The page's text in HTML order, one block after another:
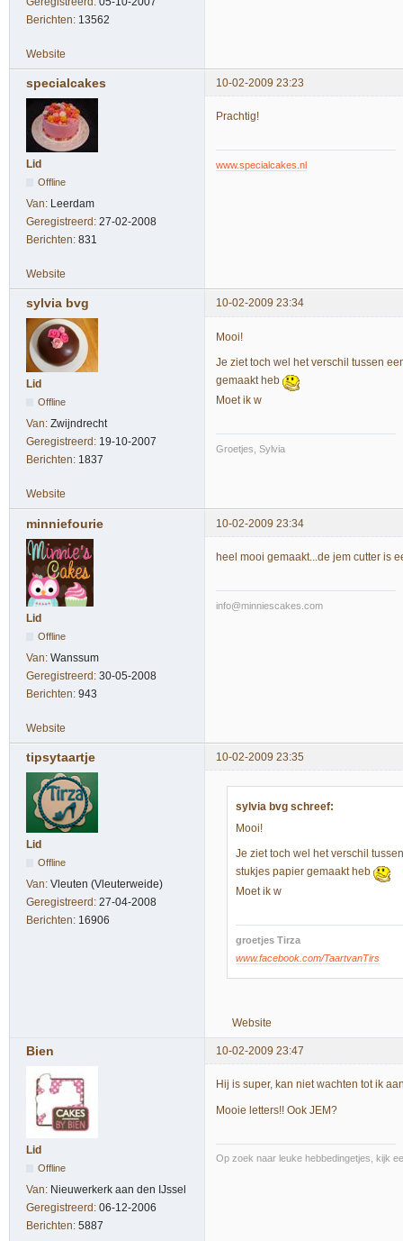
Berichten: 13562
Website
specialcakes 10-02-2009 23:23
Lid
Offline
Van: Leerdam
Geregistreerd: 27-02-2008
Berichten: 831
Prachtig!
www.specialcakes.nl
Website
sylvia bvg 10-02-2009 23:34
Lid
Offline
Van: Zwijndrecht
Geregistreerd: 19-10-2007
Berichten: 1837
Mooi!
Je ziet toch wel het verschil tussen
gemaakt heb
Moet ik w
Groetjes, Sylvia
Website
minniefourie 10-02-2009 23:34
Lid
Offline
Van: Wanssum
Geregistreerd: 30-05-2008
Berichten: 943
heel mooi gemaakt...de jem cutter is
info@minniescakes.com
Website
tipsytaartje 10-02-2009 23:35
Lid
Offline
Van: Vleuten (Vleuterweide)
Geregistreerd: 27-04-2008
Berichten: 16906
sylvia bvg schreef:
Mooi!
Je ziet toch wel het verschil
stukjes papier gemaakt heb
Moet ik w
groetjes Tirza
www.facebook.com/TaartvanTirs
Website
Bien 10-02-2009 23:47
Lid
Offline
Van: Nieuwerkerk aan den IJssel
Geregistreerd: 06-12-2006
Berichten: 5887
Hij is super, kan niet wachten tot ik
Mooie letters!! Ook JEM?
Op zoek naar leuke hebbedingetjes, kijk